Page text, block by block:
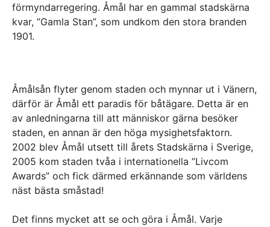
förmyndarregering. Åmål har en gammal stadskärna
kvar, ”Gamla Stan”, som undkom den stora branden
1901.
Åmålsån flyter genom staden och mynnar ut i Vänern,
därför är Åmål ett paradis för båtägare. Detta är en
av anledningarna till att människor gärna besöker
staden, en annan är den höga mysighetsfaktorn.
2002 blev Åmål utsett till årets Stadskärna i Sverige,
2005 kom staden tvåa i internationella ”Livcom
Awards” och fick därmed erkännande som världens
näst bästa småstad!
Det finns mycket att se och göra i Åmål. Varje